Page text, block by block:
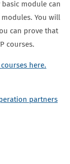
module can
You will
can prove that
courses.
here.
partners